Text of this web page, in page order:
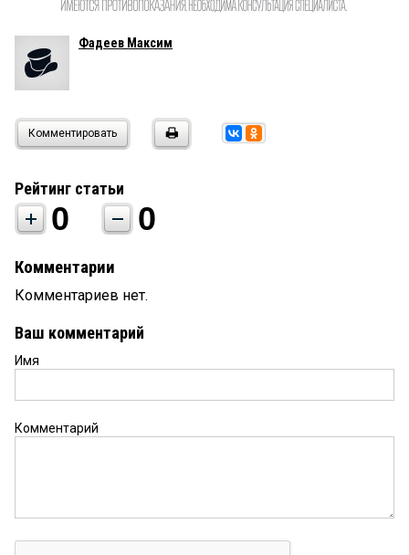
Фадеев Максим
Комментировать
Рейтинг статьи
0 0
Комментарии
Комментариев нет.
Ваш комментарий
Имя
Комментарий